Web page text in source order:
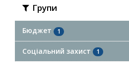
Групи
Бюджет 1
Соціальний захист 1